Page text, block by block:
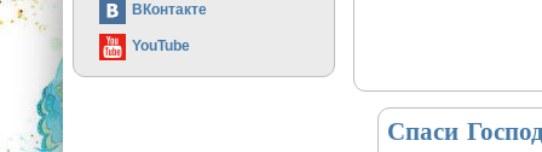
Спаси
ВКонтакте
YouTube